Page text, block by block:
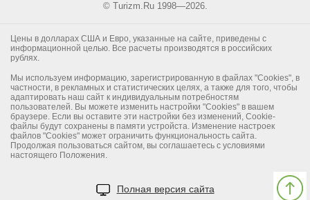
© Turizm.Ru 1998—2026.
Цены в долларах США и Евро, указанные на сайте, приведены с
информационной целью. Все расчеты производятся в российских
рублях.
Мы используем информацию, зарегистрированную в файлах "Cookies", в
частности, в рекламных и статистических целях, а также для того, чтобы
адаптировать наш сайт к индивидуальным потребностям
пользователей. Вы можете изменить настройки "Cookies" в вашем
браузере. Если вы оставите эти настройки без изменений, Cookie-
файлы будут сохранены в памяти устройста. Изменение настроек
файлов "Cookies" может ограничить функциональность сайта.
Продолжая пользоваться сайтом, вы соглашаетесь с условиями
настоящего Положения.
Полная версия сайта